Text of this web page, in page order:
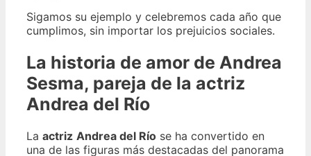
Sigamos su ejemplo y celebremos cada año que
cumplimos, sin importar los prejuicios sociales.
La historia de amor de Andrea
Sesma, pareja de la actriz
Andrea del Río
La actriz Andrea del Río se ha convertido en
una de las figuras más destacadas del panorama